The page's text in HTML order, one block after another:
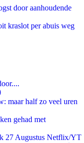
door aanhoudende
kraslot per abuis weg
maar half zo veel uren
gehad met
27 Augustus Netflix/YT